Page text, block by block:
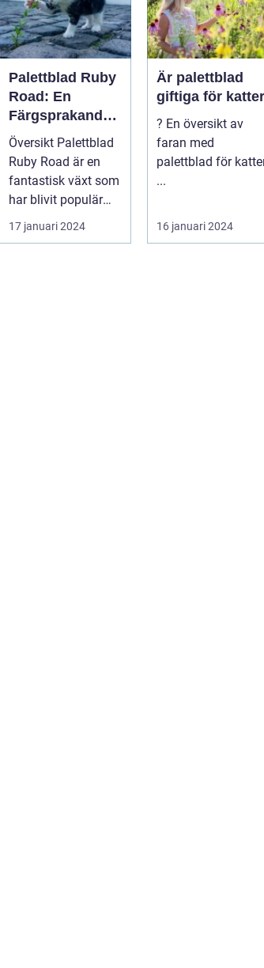
Palettblad Ruby
Road: En
Färgsprakande
Skapelse För
Trädgården
Översikt Palettblad
Ruby Road är en
fantastisk växt som
har blivit populär
bland
trädgårdsentusiast..
17 januari 2024
Är palettblad
giftiga för katter
? En översikt av
faran med
palettblad för
...
16 januari 2024